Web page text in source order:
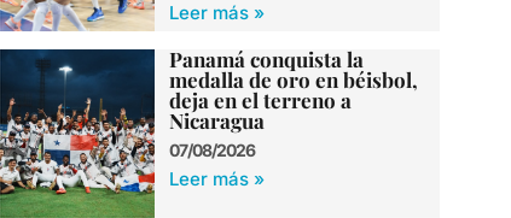
Leer más »
Panamá conquista la
medalla de oro en béisbol,
deja en el terreno a
Nicaragua
07/08/2026
Leer más »